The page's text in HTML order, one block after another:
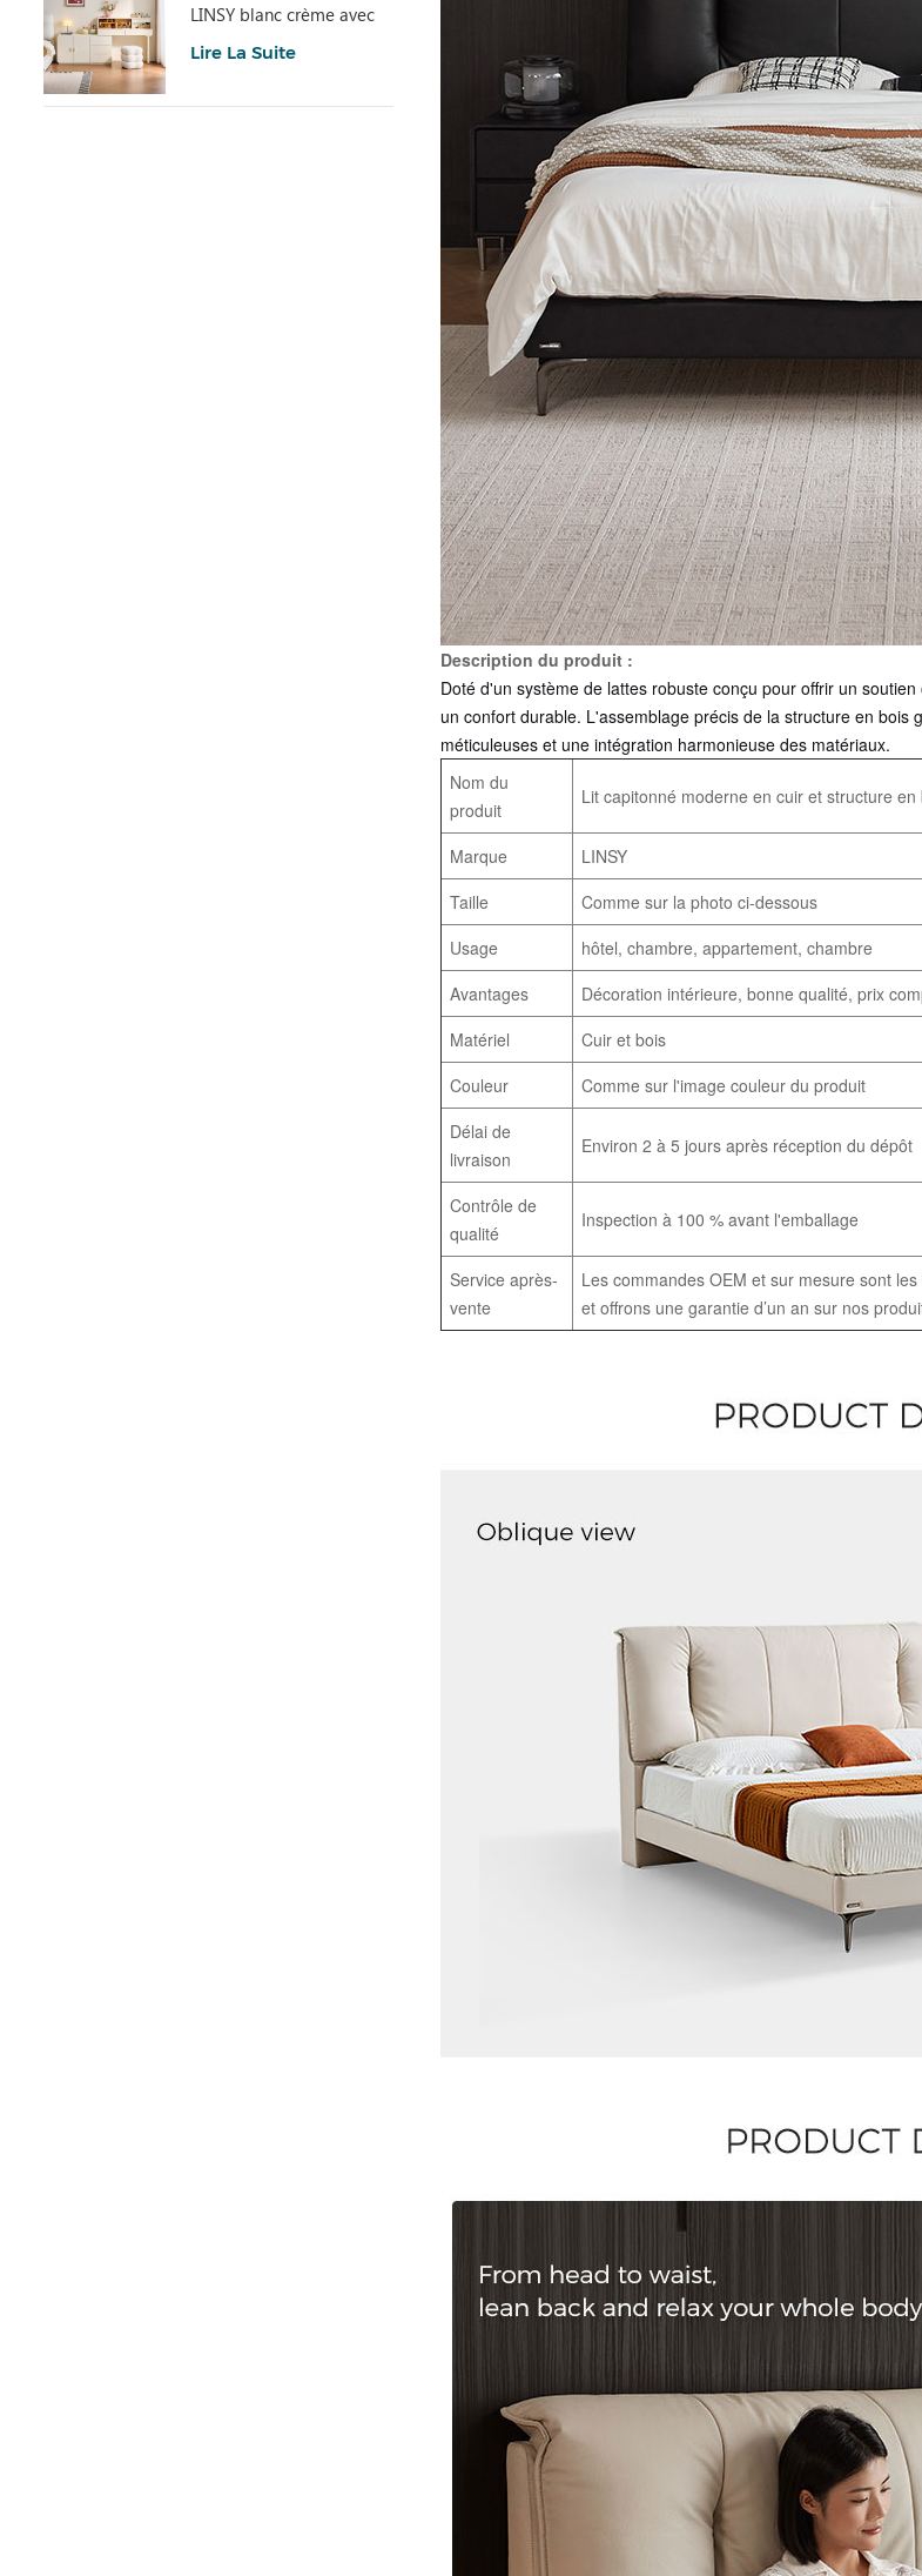
Description du produit :
Doté d'un système de lattes robuste conçu pour offrir un
un confort durable. L'assemblage précis de la structure en bois
méticuleuses et une intégration harmonieuse des matériaux.
Nom du
produit
Lit capitonné moderne en cuir et structure
Marque
LINSY
Taille
Comme sur la photo ci-dessous
Usage
hôtel, chambre, appartement, chambre
Avantages
Décoration intérieure, bonne qualité, prix
Matériel
Cuir et bois
Couleur
Comme sur l'image couleur du produit
Délai de
livraison
Environ 2 à 5 jours après réception du dépôt
Contrôle de
qualité
Inspection à 100 % avant l'emballage
Service après-
vente
Les commandes OEM et sur mesure sont
et offrons une garantie d’un an sur nos
LINSY blanc crème avec
armoire UD6C-A
Lire La Suite